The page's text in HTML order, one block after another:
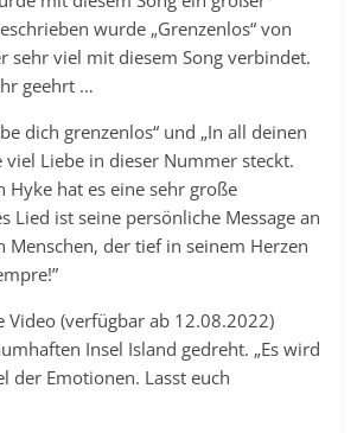
wurde „Grenzenlos“ von
sehr viel mit diesem Song verbindet.
geehrt …
dich grenzenlos“ und „In all deinen
viel Liebe in dieser Nummer steckt.
Hyke hat es eine sehr große
Lied ist seine persönliche Message an
Menschen, der tief in seinem Herzen
Video (verfügbar ab 12.08.2022)
Insel Island gedreht. „Es wird
der Emotionen. Lasst euch